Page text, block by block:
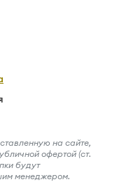
на сайте,
офертой (ст.
будут
менеджером.